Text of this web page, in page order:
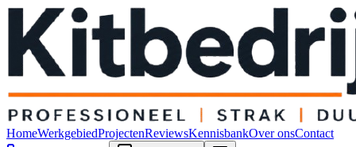
HomeWerkgebiedProjectenReviewsKennisbankOver onsContact